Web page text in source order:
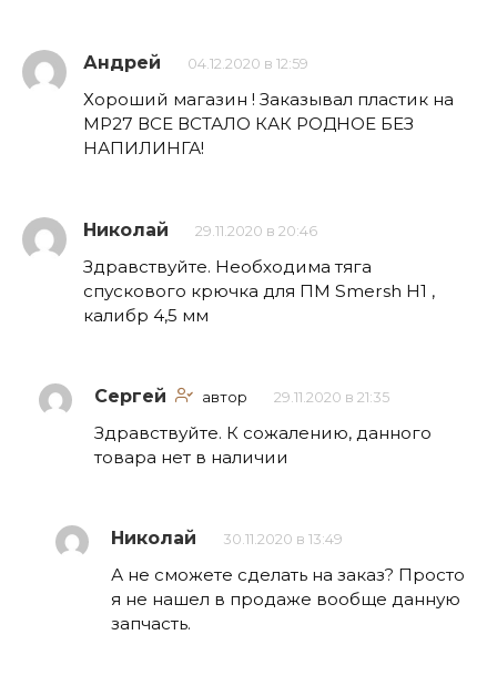
Андрей 04.12.2020 в 12:59
Хороший магазин ! Заказывал пластик на
МР27 ВСЕ ВСТАЛО КАК РОДНОЕ БЕЗ
НАПИЛИНГА!
Николай 29.11.2020 в 20:46
Здравствуйте. Необходима тяга
спускового крючка для ПМ Smersh H1 ,
калибр 4,5 мм
Сергей автор 29.11.2020 в 21:35
Здравствуйте. К сожалению, данного
товара нет в наличии
Николай 30.11.2020 в 13:49
А не сможете сделать на заказ? Просто
я не нашел в продаже вообще данную
запчасть.